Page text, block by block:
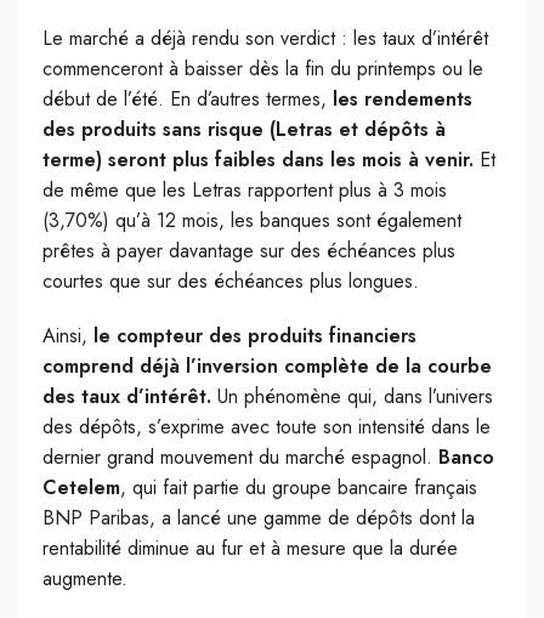
Le marché a déjà rendu son verdict : les taux d’intérêt
commenceront à baisser dès la fin du printemps ou le
début de l’été. En d’autres termes, les rendements
des produits sans risque (Letras et dépôts à
terme) seront plus faibles dans les mois à venir. Et
de même que les Letras rapportent plus à 3 mois
(3,70%) qu’à 12 mois, les banques sont également
prêtes à payer davantage sur des échéances plus
courtes que sur des échéances plus longues.
Ainsi, le compteur des produits financiers
comprend déjà l’inversion complète de la courbe
des taux d’intérêt. Un phénomène qui, dans l’univers
des dépôts, s’exprime avec toute son intensité dans le
dernier grand mouvement du marché espagnol. Banco
Cetelem, qui fait partie du groupe bancaire français
BNP Paribas, a lancé une gamme de dépôts dont la
rentabilité diminue au fur et à mesure que la durée
augmente.